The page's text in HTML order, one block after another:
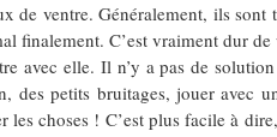
de ventre. Généralement, ils sont
finalement. C’est vraiment dur de
avec elle. Il n’y a pas de
des petits bruitages, jouer avec
les choses ! C’est plus facile à